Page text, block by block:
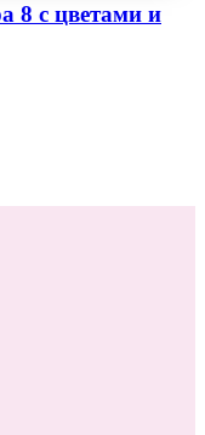
8 с цветами и